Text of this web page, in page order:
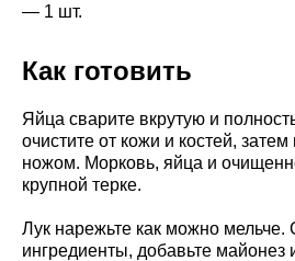
— 1 шт.
Как готовить
Яйца сварите вкрутую и
очистите от кожи и костей,
ножом. Морковь, яйца и
крупной терке.
Лук нарежьте как можно мельче.
ингредиенты, добавьте майонез